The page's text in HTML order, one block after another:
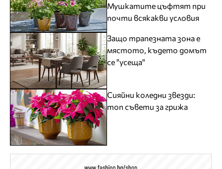
Мушкатите цъфтят при
почти всякакви условия
Защо трапезната зона е
мястото, където домът
се "усеща"
Сияйни коледни звезди:
топ съвети за грижа